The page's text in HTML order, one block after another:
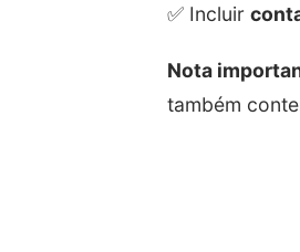
✅ Incluir
Nota
também